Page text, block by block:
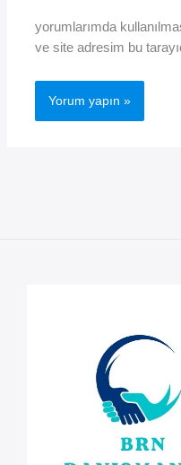
yorumlarımda
ve site adresim bu